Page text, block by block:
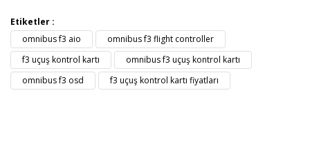
Etiketler :
omnibus f3 aio
omnibus f3 flight controller
f3 uçuş kontrol kartı
omnibus f3 uçuş kontrol kartı
omnibus f3 osd
f3 uçuş kontrol kartı fiyatları